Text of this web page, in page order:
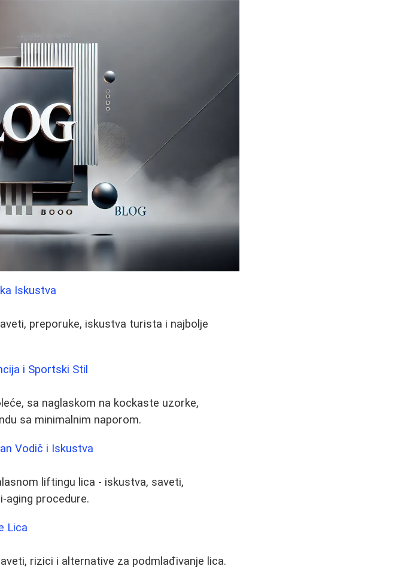
Iskustva
preporuke, iskustva turista i najbolje
i Sportski Stil
sa naglaskom na kockaste uzorke,
sa minimalnim naporom.
Vodič i Iskustva
liftingu lica - iskustva, saveti,
aging procedure.
Lica
rizici i alternative za podmlađivanje lica.